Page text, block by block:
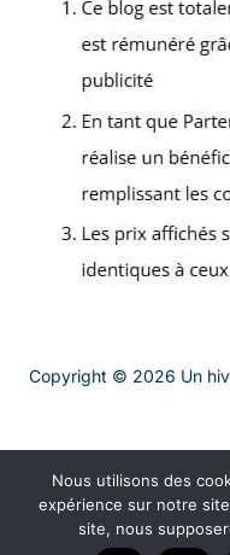
Copyright © 2026 Un
Nous utilisons des
expérience sur notre
site, nous